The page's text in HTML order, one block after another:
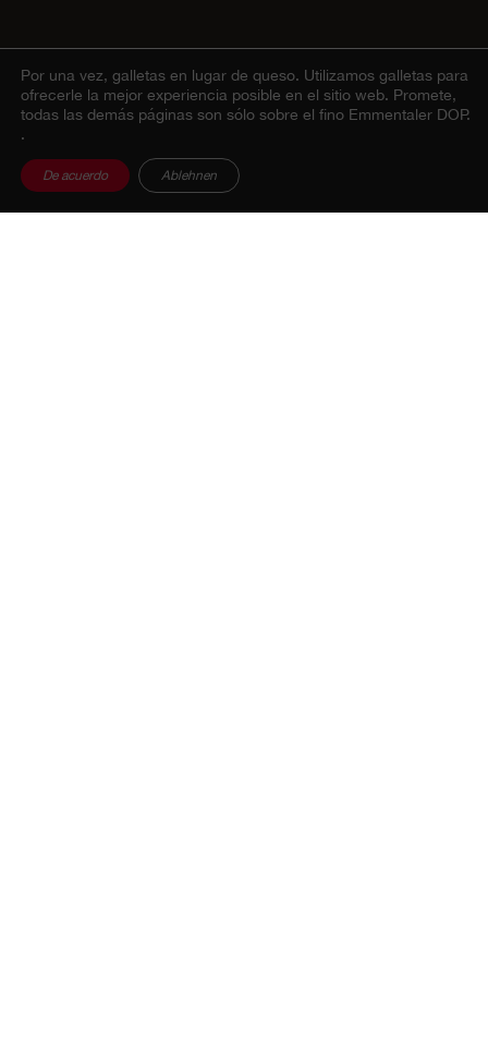
Por una vez, galletas en lugar de queso. Utilizamos galletas para
ofrecerle la mejor experiencia posible en el sitio web. Promete,
todas las demás páginas son sólo sobre el fino Emmentaler DOP.
.
De acuerdo Ablehnen